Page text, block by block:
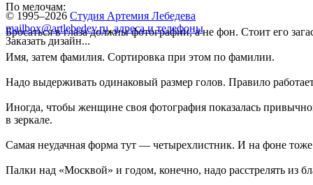
По мелочам:
Бросаться в глаза должны фотографии, а не фон. Стоит его
Имя, затем фамилия. Сортировка при этом по фамилии.
Надо выдерживать одинаковый размер голов. Правило
Иногда, чтобы женщине своя фотография показалась
в зеркале.
Самая неудачная форма тут — четырехлистник. И на фоне
Палки над «Москвой» и годом, конечно, надо расстрелять из
© 1995–2026 Студия Артемия Лебедева
mailbox@artlebedev.ru, адреса и телефоны
Заказать дизайн...